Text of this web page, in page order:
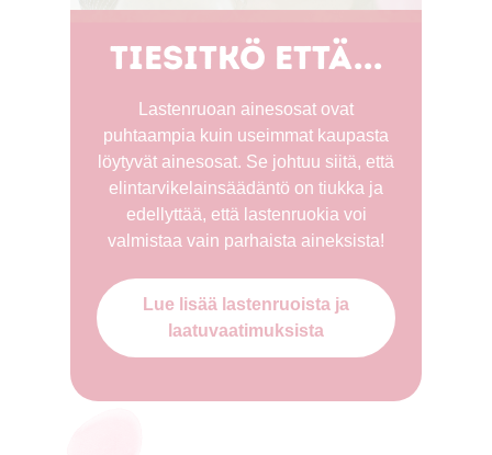
Tiesitkö että...
Lastenruoan ainesosat ovat
puhtaampia kuin useimmat kaupasta
löytyvät ainesosat. Se johtuu siitä, että
elintarvikelainsäädäntö on tiukka ja
edellyttää, että lastenruokia voi
valmistaa vain parhaista aineksista!
Lue lisää lastenruoista ja
laatuvaatimuksista